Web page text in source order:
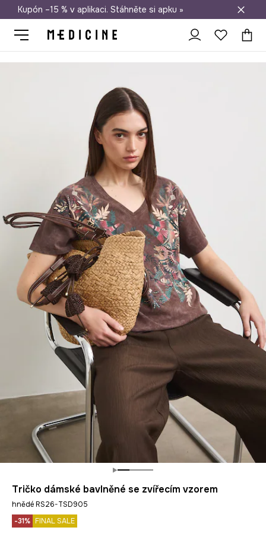
Doprava zdarma při nákupu nad 1 200 Kč
Kupón –15 % v aplikaci. Stáhněte si apku »
Tričko dámské bavlněné se zvířecím vzorem
hnědé RS26-TSD905
-31% FINAL SALE